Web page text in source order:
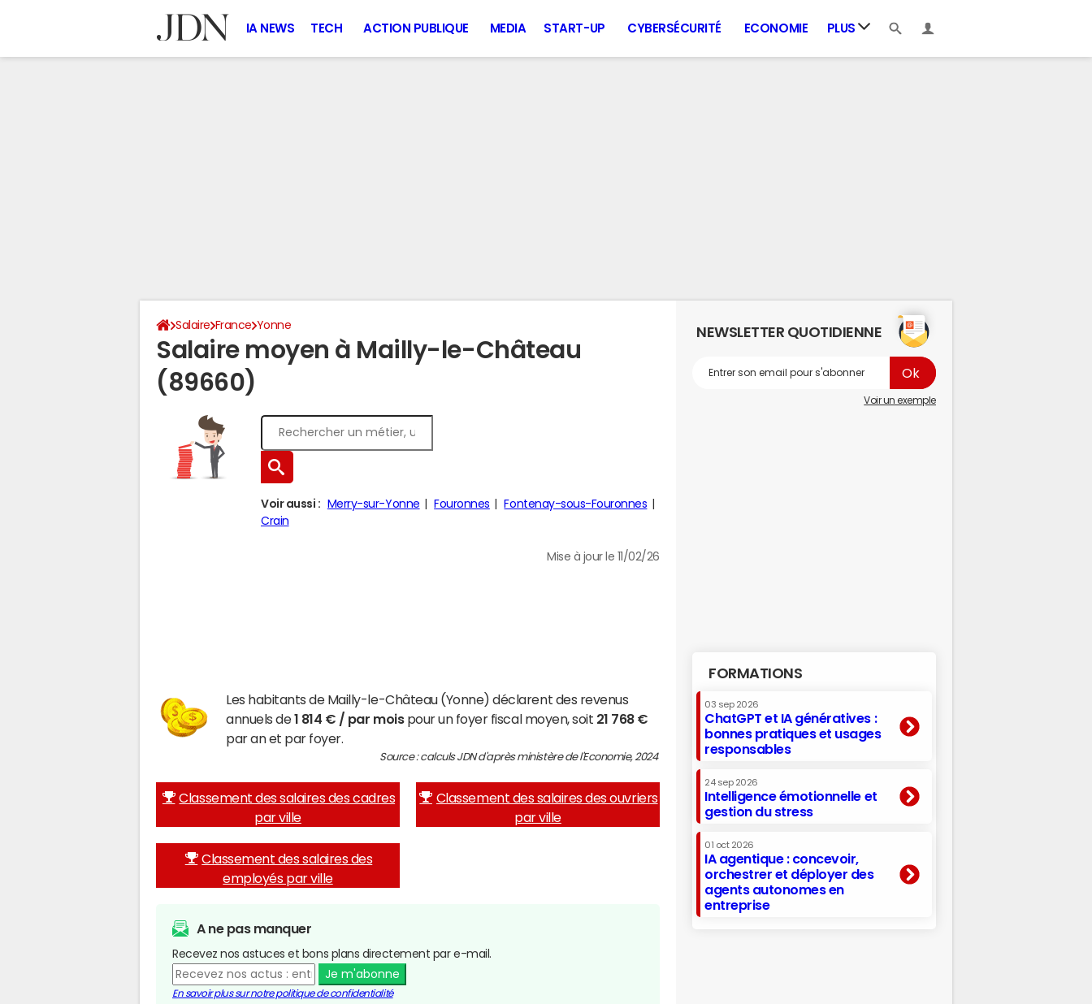
IA NEWS TECH ACTION PUBLIQUE MEDIA START-UP CYBERSÉCURITÉ ECONOMIE PLUS
Salaire France Yonne
Salaire moyen à Mailly-le-Château
(89660)
Voir aussi : Merry-sur-Yonne Fouronnes
Fontenay-sous-Fouronnes
Crain
Mise à jour le 11/02/26
Les habitants de Mailly-le-Château (Yonne) déclarent des revenus
annuels de1 814 € / par moispour un foyer fiscal moyen, soit 21 768 €
par an et par foyer.
Source : calculs JDN d'après ministère de l'Economie, 2024
Classement des salaires des cadres
par ville
Classement des salaires des ouvriers
par ville
Classement des salaires des
employés par ville
A ne pas manquer
Recevez nos astuces et bons plans directement par e-mail.
Je m'abonne
En savoir plus sur notre politique de confidentialité
NEWSLETTER QUOTIDIENNE
Voir un exemple
FORMATIONS
03 sep 2026
ChatGPT et IA génératives :
bonnes pratiques et usages
responsables
24 sep 2026
Intelligence émotionnelle et
gestion du stress
01 oct 2026
IA agentique : concevoir,
orchestrer et déployer des
agents autonomes en
entreprise